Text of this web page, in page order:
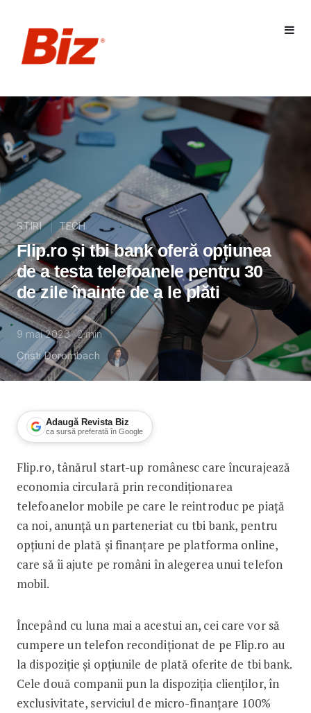
STIRI TECH
Flip.ro și tbi bank oferă opțiunea
de a testa telefoanele pentru 30
de zile înainte de a le plăti
9 mai 2023 2min
Cristi Dorombach
Adaugă Revista Biz
ca sursă preferată în Google
Flip.ro și tbi bank oferă opțiunea de
Flip.ro, tânărul start-up românesc care încurajează
economia circulară prin recondiționarea
telefoanelor mobile pe care le reintroduc pe piață
ca noi, anunță un parteneriat cu tbi bank, pentru
opțiuni de plată și finanțare pe platforma online,
care să îi ajute pe români în alegerea unui telefon
mobil.
Începând cu luna mai a acestui an, cei care vor să
cumpere un telefon recondiționat de pe Flip.ro au
la dispoziție și opțiunile de plată oferite de tbi bank.
Cele două companii pun la dispoziția clienților, în
exclusivitate, serviciul de micro-finanțare 100%